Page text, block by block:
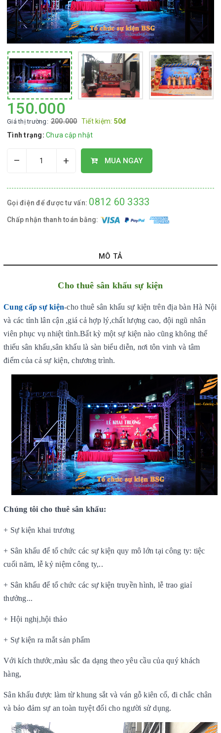
150.000
Giá thị trường: 200.000 Tiết kiệm: 50đ
Tình trạng: Chưa cập nhật
– + MUA NGAY
Gọi điện để được tư vấn: 0812 60 3333
Chấp nhận thanh toán bằng:
MÔ TẢ
Cho thuê sân khấu sự kiện
Cung cấp sự kiện-cho thuê sân khấu sự kiện trên địa bàn Hà Nội
và các tỉnh lân cận ,giá cả hợp lý,chất lượng cao, đội ngũ nhân
viên phục vụ nhiệt tình.Bất kỳ một sự kiện nào cũng không thể
thiếu sân khấu,sân khấu là sàn biểu diễn, nơi tôn vinh và tâm
điểm của cả sự kiện, chương trình.
Chúng tôi cho thuê sân khấu:
+ Sự kiện khai trương
+ Sân khấu để tổ chức các sự kiện quy mô lớn tại công ty: tiệc
cuối năm, lễ kỷ niệm công ty,..
+ Sân khấu để tổ chức các sự kiện truyền hình, lễ trao giaỉ
thưởng...
+ Hội nghị,hội thảo
+ Sự kiện ra mắt sản phẩm
Với kích thước,màu sắc đa dạng theo yêu cầu của quý khách
hàng,
Sân khấuđược làm từ khung sắt và ván gỗ kiên cố, đi chắc chân
và bảo đảm sự an toàn tuyệt đối cho người sử dụng.